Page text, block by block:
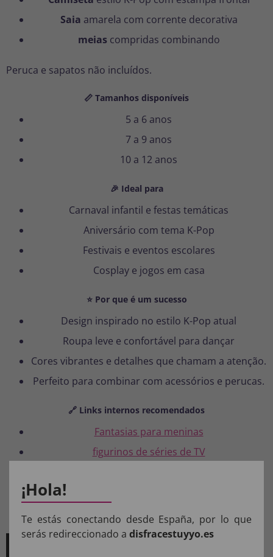
Saia amarela com corrente decorativa
meiascompridas combinando
Peruca e sapatos não incluídos.
📏 Tamanhos disponíveis
5 a 6 anos
7 a 9 anos
10 a 12 anos
🎉 Ideal para
Carnaval infantil e festas temáticas
Aniversário com tema K-Pop
Festivais e eventos escolares
Cosplay e jogos em casa
⭐ Por que é um sucesso
Design inspirado no estilo K-Pop atual
Roupa leve e confortável para dançar
Cores vibrantes e detalhes que chamam a atenção.
Perfeito para combinar com acessórios e perucas.
🔗 Links internos recomendados
Fantasias para meninas
figurinos de séries de TV
Fantasias de Carnaval para Crianças
¡Hola!
Te estás conectando desde España, por lo que
serás redireccionado a disfracestuyyo.es